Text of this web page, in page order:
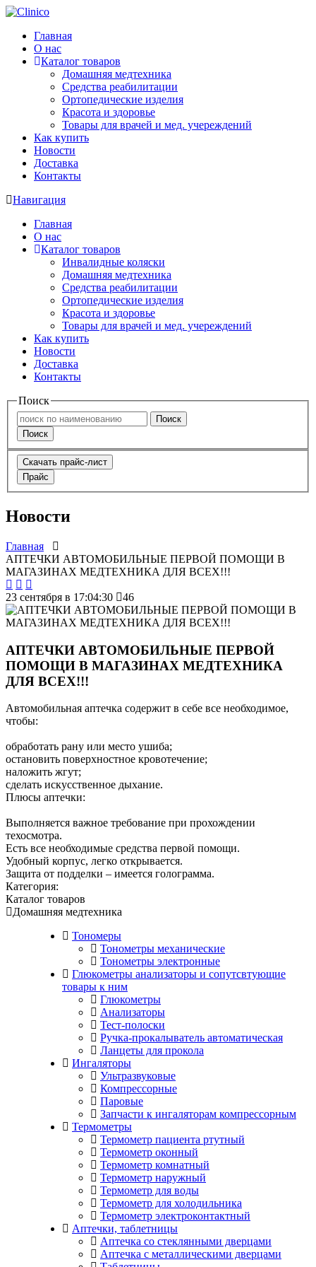
Главная
О нас
Каталог товаров
Домашняя медтехника
Средства реабилитации
Ортопедические изделия
Красота и здоровье
Товары для врачей и мед. учереждений
Как купить
Новости
Доставка
Контакты
Навигация
Главная
О нас
Каталог товаров
Инвалидные коляски
Домашняя медтехника
Средства реабилитации
Ортопедические изделия
Красота и здоровье
Товары для врачей и мед. учереждений
Как купить
Новости
Доставка
Контакты
Поиск
Поиск
Поиск
Скачать прайс-лист
Прайс
Новости
Главная
АПТЕЧКИ АВТОМОБИЛЬНЫЕ ПЕРВОЙ ПОМОЩИ В
МАГАЗИНАХ МЕДТЕХНИКА ДЛЯ ВСЕХ!!!
23 сентября в 17:04:30 46
АПТЕЧКИ АВТОМОБИЛЬНЫЕ ПЕРВОЙ
ПОМОЩИ В МАГАЗИНАХ МЕДТЕХНИКА
ДЛЯ ВСЕХ!!!
Автомобильная аптечка содержит в себе все необходимое,
чтобы:
обработать рану или место ушиба;
остановить поверхностное кровотечение;
наложить жгут;
сделать искусственное дыхание.
Плюсы аптечки:
Выполняется важное требование при прохождении
техосмотра.
Есть все необходимые средства первой помощи.
Удобный корпус, легко открывается.
Защита от подделки – имеется голограмма.
Категория:
Каталог товаров
Домашняя медтехника
Тономеры
Тонометры механические
Тонометры электронные
Глюкометры анализаторы и сопутсвтующие
товары к ним
Глюкометры
Анализаторы
Тест-полоски
Ручка-прокалыватель автоматическая
Ланцеты для прокола
Ингаляторы
Ультразвуковые
Компрессорные
Паровые
Запчасти к ингаляторам компрессорным
Термометры
Термометр пациента ртутный
Термометр оконный
Термометр комнатный
Термометр наружный
Термометр для воды
Термометр для холодильника
Термометр электроконтактный
Аптечки, таблетницы
Аптечка со стеклянными дверцами
Аптечка с металлическими дверцами